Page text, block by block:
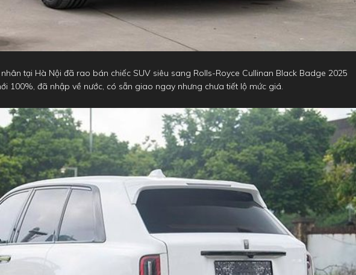
tại Hà Nội đã rao bán chiếc SUV siêu sang Rolls-Royce Cullinan Black Badge 2025
100%, đã nhập về nước, có sẵn giao ngay nhưng chưa tiết lộ mức giá.